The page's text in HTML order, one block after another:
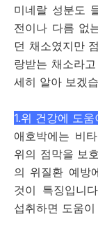
미네랄 성분도
전이나 다름 없
던 채소였지만
랑받는 채소라
세히 알아 보겠
1.위 건강에 도
애호박에는 비
위의 점막을 보
의 위질환 예방
것이 특징입니
섭취하면 도움이